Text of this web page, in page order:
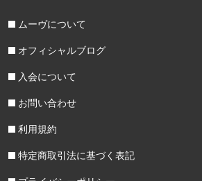
ムーヴについて
オフィシャルブログ
入会について
お問い合わせ
利用規約
特定商取引法に基づく表記